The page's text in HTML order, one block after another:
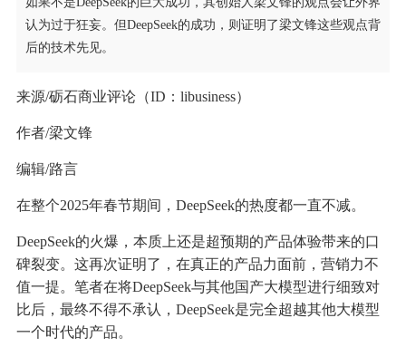
认为过于狂妄。但DeepSeek的成功，则证明了梁文锋这些观点背
后的技术先见。
来源/砺石商业评论（ID：libusiness）
作者/梁文锋
编辑/路言
在整个2025年春节期间，DeepSeek的热度都一直不减。
DeepSeek的火爆，本质上还是超预期的产品体验带来的口
碑裂变。这再次证明了，在真正的产品力面前，营销力不
值一提。笔者在将DeepSeek与其他国产大模型进行细致对
比后，最终不得不承认，DeepSeek是完全超越其他大模型
一个时代的产品。